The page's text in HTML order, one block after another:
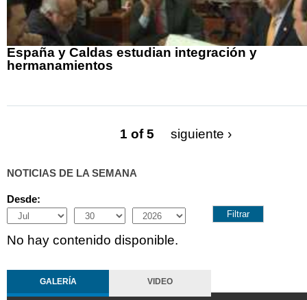
España y Caldas estudian integración y
hermanamientos
1 of 5 siguiente ›
NOTICIAS DE LA SEMANA
Desde:
Month
Day Year
No hay contenido disponible.
GALERÍA VIDEO